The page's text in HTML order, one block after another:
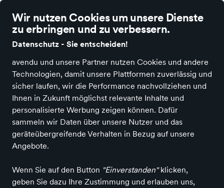
Wir nutzen Cookies um unsere Dienste
zu erbringen und zu verbessern.
Datenschutz - Sie entscheiden!
avendu und unsere Partner nutzen Cookies und andere
Technologien, damit unsere Plattformen zuverlässig und
sicher laufen, wir die Performance nachvollziehen und
Ihnen in Zukunft möglichst relevante Inhalte und
personalisierte Werbung zeigen können. Dafür
sammeln wir Daten über unsere Nutzer und das
geräteübergreifende Verhalten in Bezug auf unsere
Angebote.
Wenn Sie auf den Button "Einverstanden"klicken,
geben Sie dazu Ihre Zustimmung und erlauben uns,
Voile Blanche
Alle Produkte